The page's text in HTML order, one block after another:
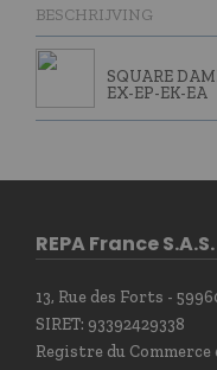
BESCHRIJVING
SQUARE
EX-EP-EK-EA
REPA France S.A.S.
13, Rue des Forts -
SIRET: 93392429338
Registre du